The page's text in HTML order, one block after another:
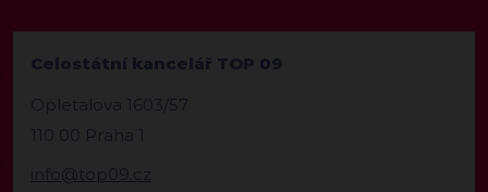
Celostátní kancelář TOP 09
Opletalova 1603/57
110 00 Praha 1
info@top09.cz